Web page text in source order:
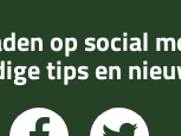
op social
tips en